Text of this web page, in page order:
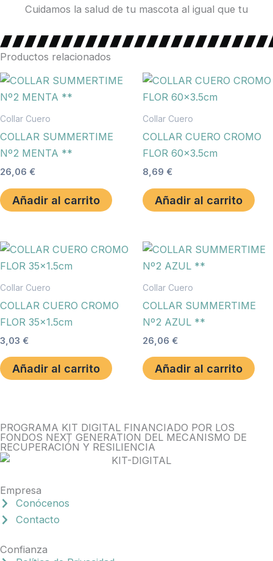
Cuidamos la salud de tu mascota al igual que tu
Productos relacionados
Collar Cuero
COLLAR SUMMERTIME
Nº2 MENTA **
26,06 €
Añadir al carrito
Collar Cuero
COLLAR CUERO CROMO
FLOR 60×3.5cm
8,69 €
Añadir al carrito
Collar Cuero
COLLAR CUERO CROMO
FLOR 35×1.5cm
3,03 €
Añadir al carrito
Collar Cuero
COLLAR SUMMERTIME
Nº2 AZUL **
26,06 €
Añadir al carrito
PROGRAMA KIT DIGITAL FINANCIADO POR LOS
FONDOS NEXT GENERATION DEL MECANISMO DE
RECUPERACIÓN Y RESILIENCIA
Empresa
Conócenos
Contacto
Confianza